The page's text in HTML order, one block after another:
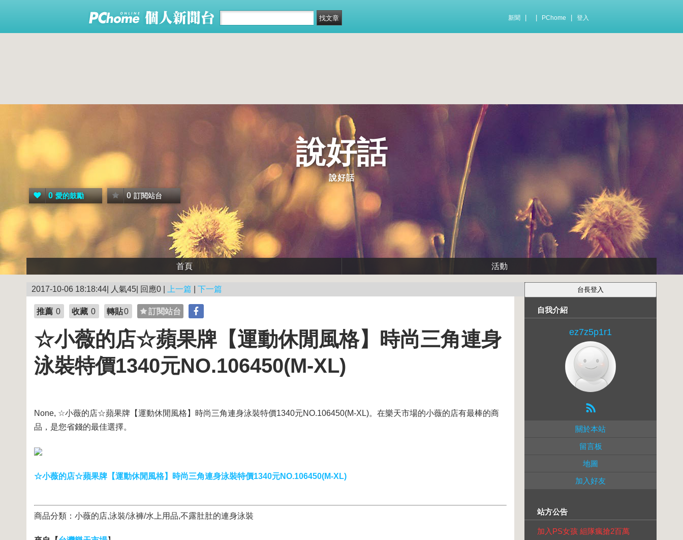
新聞 PChome 登入
說好話
說好話
0 愛的鼓勵 0 訂閱站台
首頁 活動
2017-10-06 18:18:44| 人氣45| 回應0 | 上一篇 下一篇
推薦 0 收藏 0 轉貼0 訂閱站台
☆小薇的店☆蘋果牌【運動休閒風格】時尚三角連身
泳裝特價1340元NO.106450(M-XL)
None, ☆小薇的店☆蘋果牌【運動休閒風格】時尚三角連身泳裝特價1340元NO.106450(M-XL)。在樂天市場的小薇的店有最棒的商
品，是您省錢的最佳選擇。
☆小薇的店☆蘋果牌【運動休閒風格】時尚三角連身泳裝特價1340元NO.106450(M-XL)
商品分類：小薇的店,泳裝/泳褲/水上用品,不露肚肚的連身泳裝
自我介紹
ez7z5p1r1
關於本站
留言板
地圖
加入好友
站方公告
加入PS女孩 組隊瘋搶2百萬